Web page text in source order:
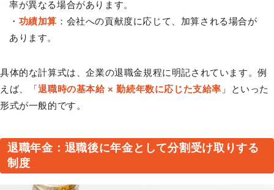
率が異なる場合があります。
・ 功績加算 ：会社への貢献度に応じて、加算される場合が
あります。
具体的な計算式は、企業の退職金規程に明記されています。例
えば、「退職時の基本給 × 勤続年数に応じた支給率 」といった
形式が一般的です。
退職年金：退職後に年金として分割受け取りする
制度